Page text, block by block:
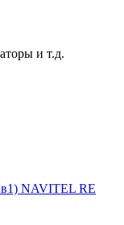
и т.д.
NAVITEL RE